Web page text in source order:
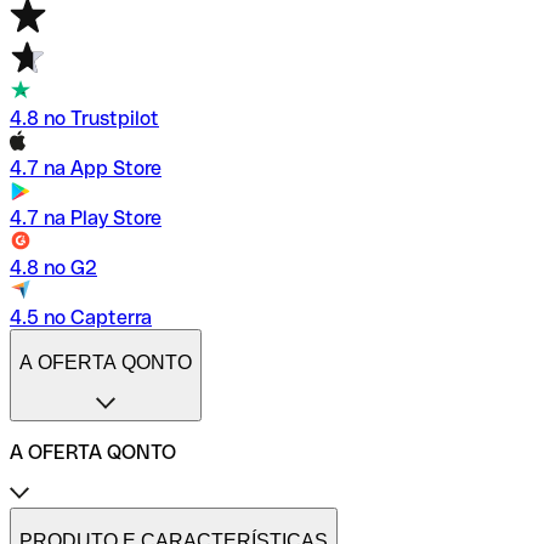
4.8 no Trustpilot
4.7 na App Store
4.7 na Play Store
4.8 no G2
4.5 no Capterra
A OFERTA QONTO
A OFERTA QONTO
Tarifas